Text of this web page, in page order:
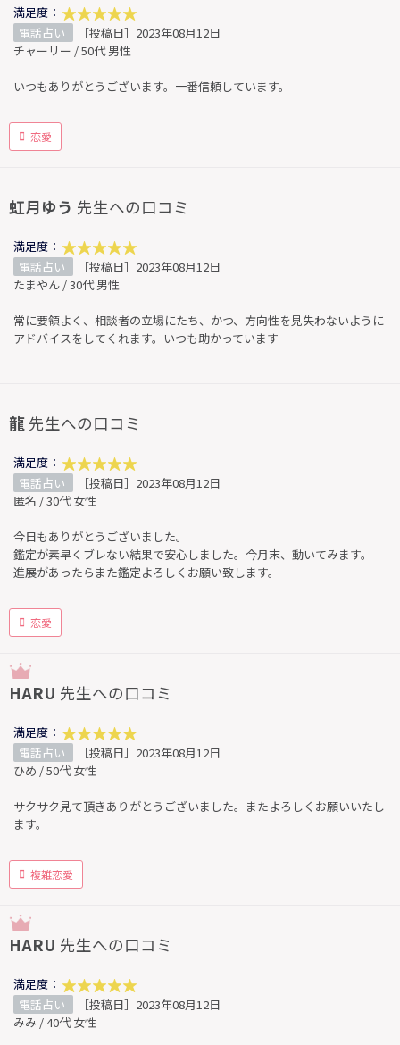
満足度：
電話占い
［投稿日］2023年08月12日
チャーリー / 50代 男性
いつもありがとうございます。一番信頼しています。
恋愛
虹月ゆう 先生への口コミ
満足度：
電話占い
［投稿日］2023年08月12日
たまやん / 30代 男性
常に要領よく、相談者の立場にたち、かつ、方向性を見失わないように
アドバイスをしてくれます。いつも助かっています
龍 先生への口コミ
満足度：
電話占い
［投稿日］2023年08月12日
匿名 / 30代 女性
今日もありがとうございました。
鑑定が素早くブレない結果で安心しました。今月末、動いてみます。
進展があったらまた鑑定よろしくお願い致します。
恋愛
HARU 先生への口コミ
満足度：
電話占い
［投稿日］2023年08月12日
ひめ / 50代 女性
サクサク見て頂きありがとうございました。またよろしくお願いいたし
ます。
複雑恋愛
HARU 先生への口コミ
満足度：
電話占い
［投稿日］2023年08月12日
みみ / 40代 女性